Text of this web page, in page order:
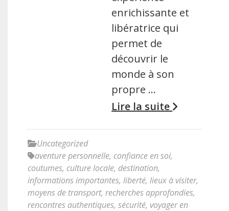
enrichissante et
libératrice qui
permet de
découvrir le
monde à son
propre …
Lire la suite
Uncategorized
aventure personnelle, confiance en soi,
coutumes, culture locale, destination,
informations importantes, liberté, lieux à visiter,
moyens de transport, recherches approfondies,
rencontres authentiques, sécurité, voyager en